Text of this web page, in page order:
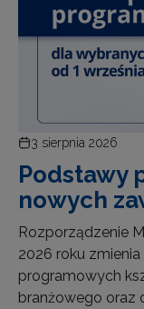
3 sierpnia 2026
Podstawy
nowych
Rozporządzenie
2026 roku
programowych
branżowego oraz